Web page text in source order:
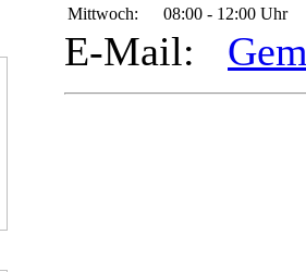
Mittwoch:
08:00 - 12:00 Uhr
E-Mail: